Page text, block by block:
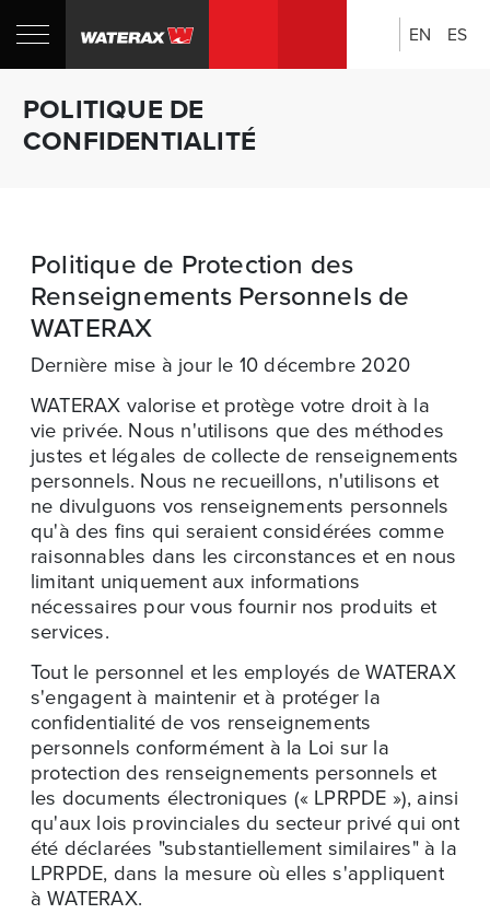
Rechercher:
EN ES
POLITIQUE DE
CONFIDENTIALITÉ
Politique de Protection des
Renseignements Personnels de
WATERAX
Dernière mise à jour le 10 décembre 2020
WATERAX valorise et protège votre droit à la
vie privée. Nous n'utilisons que des méthodes
justes et légales de collecte de renseignements
personnels. Nous ne recueillons, n'utilisons et
ne divulguons vos renseignements personnels
qu'à des fins qui seraient considérées comme
raisonnables dans les circonstances et en nous
limitant uniquement aux informations
nécessaires pour vous fournir nos produits et
services.
Tout le personnel et les employés de WATERAX
s'engagent à maintenir et à protéger la
confidentialité de vos renseignements
personnels conformément à la Loi sur la
protection des renseignements personnels et
les documents électroniques (« LPRPDE »), ainsi
qu'aux lois provinciales du secteur privé qui ont
été déclarées "substantiellement similaires" à la
LPRPDE, dans la mesure où elles s'appliquent
à WATERAX.